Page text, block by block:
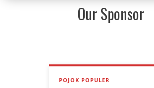
Our Sponsor
POJOK POPULER